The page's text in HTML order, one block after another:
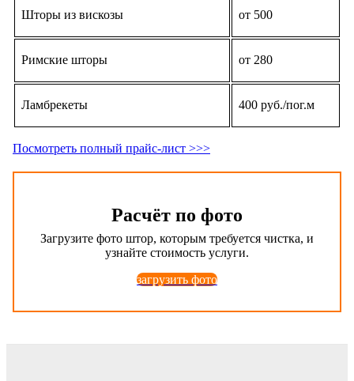
Шторы из вискозы от 500
Римские шторы от 280
Ламбрекеты 400 руб./пог.м
Посмотреть полный прайс-лист >>>
Расчёт по фото
Загрузите фото штор, которым требуется чистка, и
узнайте стоимость услуги.
загрузить фото